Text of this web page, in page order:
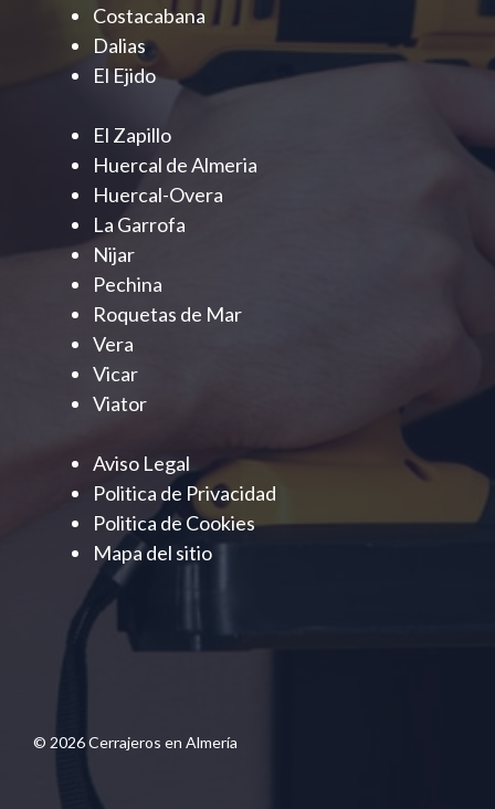
Costacabana
Dalias
El Ejido
El Zapillo
Huercal de Almeria
Huercal-Overa
La Garrofa
Nijar
Pechina
Roquetas de Mar
Vera
Vicar
Viator
Aviso Legal
Politica de Privacidad
Politica de Cookies
Mapa del sitio
© 2026 Cerrajeros en Almería